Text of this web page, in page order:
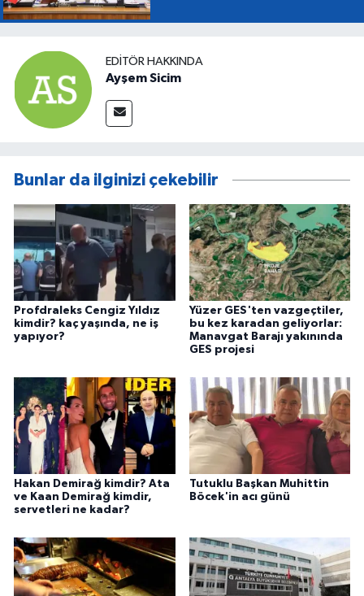
EDITÖR HAKKINDA
Ayşem Sicim
Bunlar da ilginizi çekebilir
Profdraleks Cengiz Yıldız
kimdir? kaç yaşında, ne iş
yapıyor?
Yüzer GES'ten vazgeçtiler,
bu kez karadan geliyorlar:
Manavgat Barajı yakınında
GES projesi
Hakan Demirağ kimdir? Ata
ve Kaan Demirağ kimdir,
servetleri ne kadar?
Tutuklu Başkan Muhittin
Böcek'in acı günü